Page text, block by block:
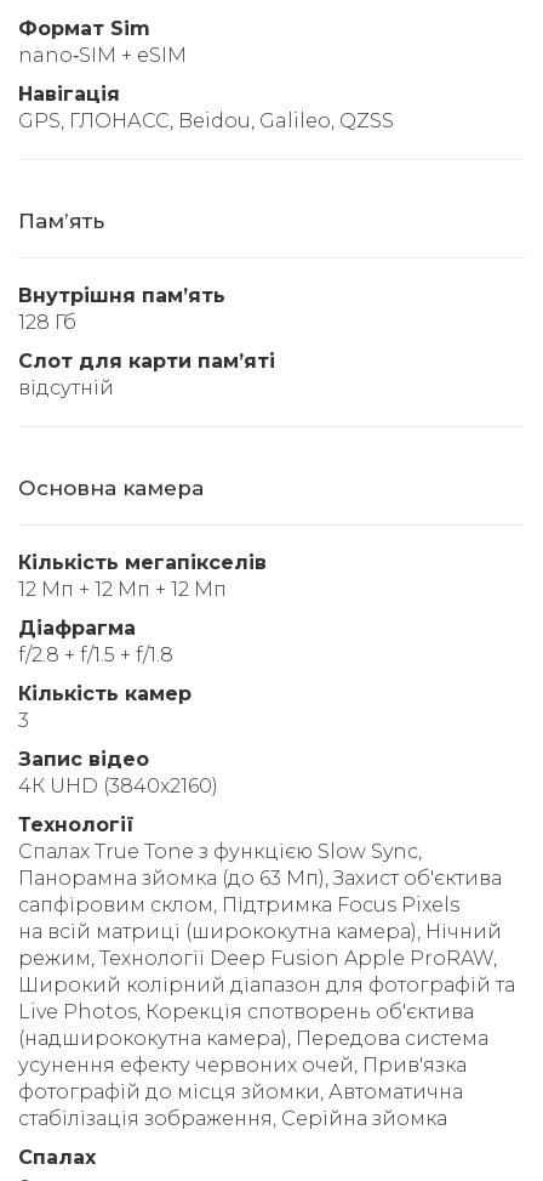
Формат Sim
nano‑SIM + eSIM
Навігація
GPS, ГЛОНАСС, Beidou, Galileo, QZSS
Памʼять
Внутрішня памʼять
128 Гб
Слот для карти памʼяті
відсутній
Основна камера
Кількість мегапікселів
12 Мп + 12 Мп + 12 Мп
Діафрагма
f/2.8 + f/1.5 + f/1.8
Кількість камер
3
Запис відео
4К UHD (3840x2160)
Технології
Спалах True Tone з функцією Slow Sync,
Панорамна зйомка (до 63 Мп), Захист об'єктива
сапфіровим склом, Підтримка Focus Pixels
на всій матриці (ширококутна камера), Нічний
режим, Технології Deep Fusion Apple ProRAW,
Широкий колірний діапазон для фотографій та
Live Photos, Корекція спотворень об'єктива
(надширококутна камера), Передова система
усунення ефекту червоних очей, Прив'язка
фотографій до місця зйомки, Автоматична
стабілізація зображення, Серійна зйомка
Спалах